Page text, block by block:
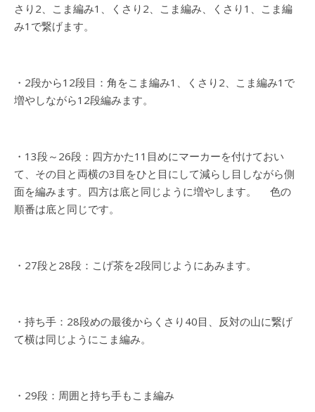
さり2、こま編み1、くさり2、こま編み、くさり1、こま編
み1で繋げます。
・2段から12段目：角をこま編み1、くさり2、こま編み1で
増やしながら12段編みます。
・13段～26段：四方かた11目めにマーカーを付けておい
て、その目と両横の3目をひと目にして減らし目しながら側
面を編みます。四方は底と同じように増やします。 色の
順番は底と同じです。
・27段と28段：こげ茶を2段同じようにあみます。
・持ち手：28段めの最後からくさり40目、反対の山に繋げ
て横は同じようにこま編み。
・29段：周囲と持ち手もこま編み